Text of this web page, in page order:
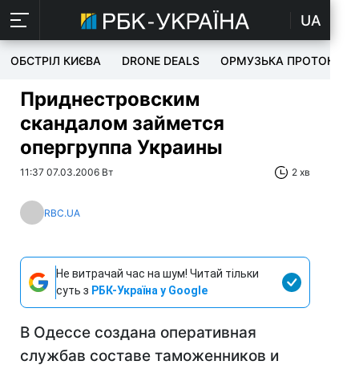
UA
ОБСТРІЛ КИЄВА DRONE DEALS ОРМУЗЬКА ПРОТОКА
Приднестровским
скандалом займется
опергруппа Украины
11:37 07.03.2006 Вт 2 хв
RBC.UA
Не витрачай час на шум! Читай тільки
суть з РБК-Україна у Google
В Одессе создана оперативная
службав составе таможенников и